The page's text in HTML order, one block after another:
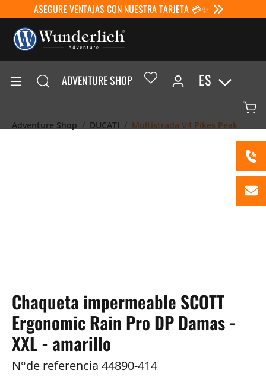
ASEGURE VENTAJAS CON NUESTRA TARJETA 💳✨
ADVENTURE SHOP ES
Adventure Shop DUCATI Multistrada V4 Pikes Peak
Chaqueta impermeable SCOTT
Ergonomic Rain Pro DP Damas -
XXL - amarillo
N°de referencia 44890-414